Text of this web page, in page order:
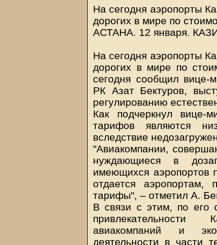
На сегодня аэропорты
дорогих в мире по
АСТАНА. 12 января.
На сегодня аэропорты
дорогих в мире по
сегодня сообщил вице-
РК Азат Бектуров,
регулированию
Как подчеркнул вице-
тарифов являются
вследствие
"Авиакомпании,
нуждающиеся в
имеющихся аэропортов
отдается аэропортам,
тарифы", – отметил А.
В связи с этим, по его
авиакомпаний и
деятельности в части